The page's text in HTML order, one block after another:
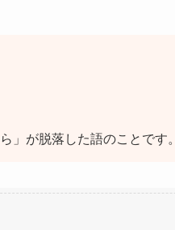
」が脱落した語のことです。